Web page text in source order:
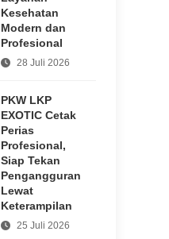
Qadir Assegaf
18 jam yang lalu
Kesehatan
Modern dan
Profesional
28 Juli 2026
PKW LKP
EXOTIC Cetak
Perias
Profesional,
Siap Tekan
Pengangguran
Lewat
Keterampilan
25 Juli 2026